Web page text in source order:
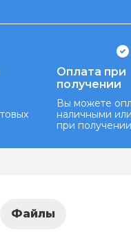
Оплата при
получении
Вы можете
наличными
при получении
Файлы